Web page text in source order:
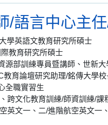
/語言中心主
學英語文教育研究所碩士
育研究所碩士
部訓練專員暨講師、世新大
育論壇研究助理/銘傳大學
全職實習生
跨文化教育訓練/師資訓練/課
英文一、二/進階航空英文一